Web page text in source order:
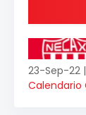
23-Sep-22